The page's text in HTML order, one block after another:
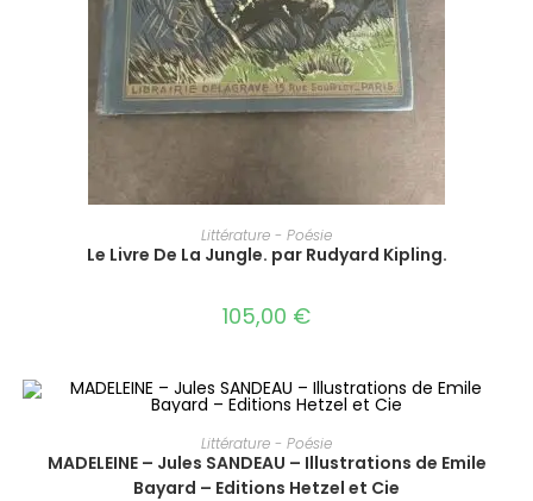
AJOUTER AU PANIER
Littérature - Poésie
Le Livre De La Jungle. par Rudyard Kipling.
105,00 €
AJOUTER AU PANIER
Littérature - Poésie
MADELEINE – Jules SANDEAU – Illustrations de Emile
Bayard – Editions Hetzel et Cie